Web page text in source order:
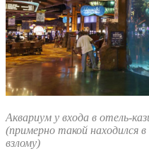
Аквариум у входа в отель-
(примерно такой находился в
взлому)